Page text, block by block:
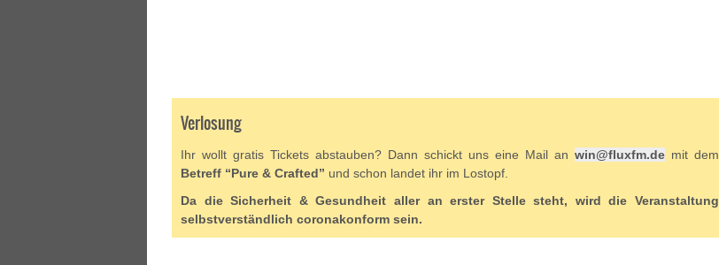
Verlosung
Ihr wollt gratis Tickets abstauben? Dann schickt uns eine Mail an win@fluxfm.de mit dem
Betreff “Pure & Crafted” und schon landet ihr im Lostopf.
Da die Sicherheit & Gesundheit aller an erster Stelle steht, wird die Veranstaltung
selbstverständlich coronakonform sein.